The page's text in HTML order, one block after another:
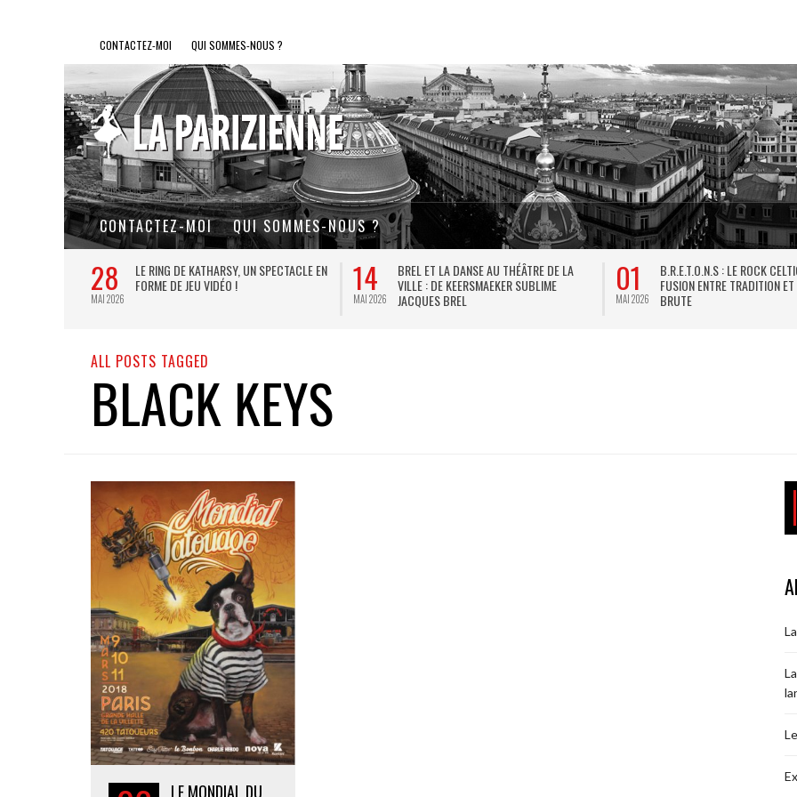
CONTACTEZ-MOI QUI SOMMES-NOUS ?
CONTACTEZ-MOI QUI SOMMES-NOUS ?
28
MAI 2026
LE RING DE KATHARSY, UN SPECTACLE EN
FORME DE JEU VIDÉO !
14
MAI 2026
BREL ET LA DANSE AU THÉÂTRE DE LA
VILLE : DE KEERSMAEKER SUBLIME
JACQUES BREL
01
MAI 2026
B.R.E.T.O.N.S : LE ROCK
FUSION ENTRE TRADITION ET
BRUTE
ALL POSTS TAGGED
BLACK KEYS
LE MONDIAL DU